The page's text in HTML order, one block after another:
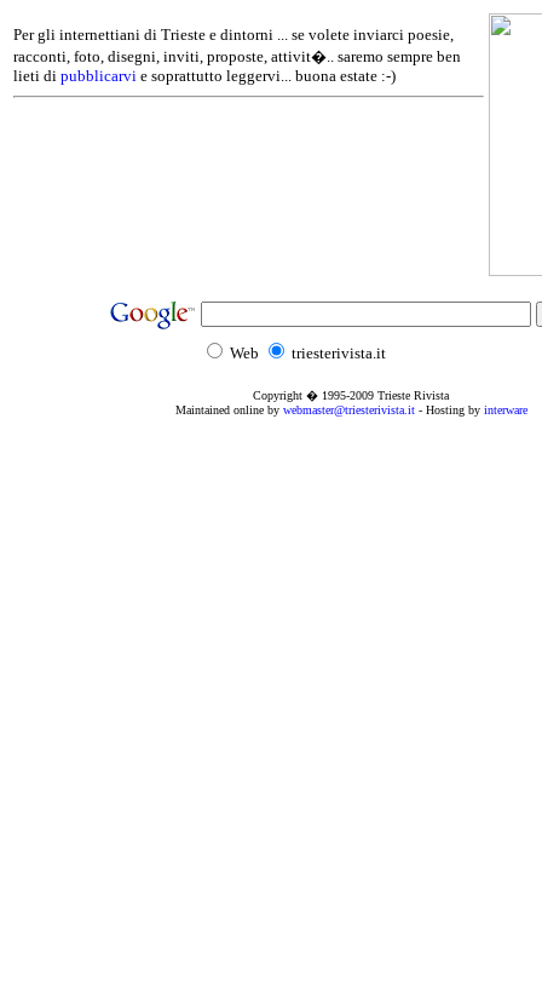
Per gli internettiani di Trieste e dintorni ... se volete inviarci poesie,
racconti, foto, disegni, inviti, proposte, attivit�.. saremo sempre ben
lieti di pubblicarvi e soprattutto leggervi... buona estate :-)
Web triesterivista.it
Copyright � 1995-2009 Trieste Rivista
Maintained online by webmaster@triesterivista.it- Hosting by interware